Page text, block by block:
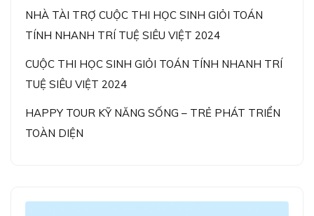
NHÀ TÀI TRỢ CUỘC THI HỌC SINH GIỎI TOÁN
TÍNH NHANH TRÍ TUỆ SIÊU VIỆT 2024
CUỘC THI HỌC SINH GIỎI TOÁN TÍNH NHANH TRÍ
TUỆ SIÊU VIỆT 2024
HAPPY TOUR KỸ NĂNG SỐNG – TRẺ PHÁT TRIỂN
TOÀN DIỆN